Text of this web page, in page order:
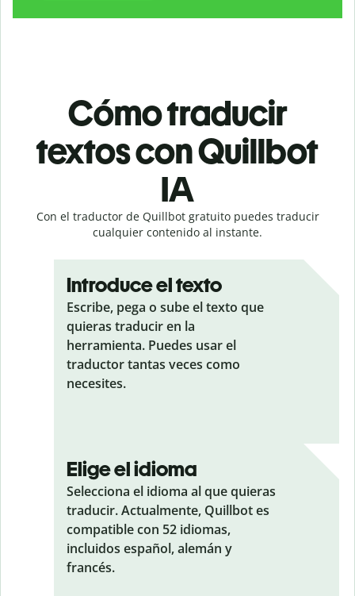
Cómo traducir
textos con Quillbot
IA
Con el traductor de Quillbot gratuito puedes traducir
cualquier contenido al instante.
Introduce el texto
Escribe, pega o sube el texto que
quieras traducir en la
herramienta. Puedes usar el
traductor tantas veces como
necesites.
Elige el idioma
Selecciona el idioma al que quieras
traducir. Actualmente, Quillbot es
compatible con 52 idiomas,
incluidos español, alemán y
francés.